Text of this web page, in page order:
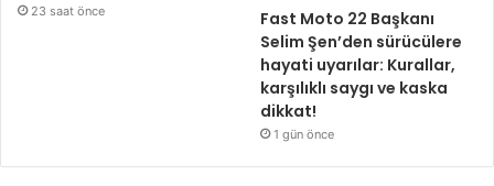
23 saat önce
Fast Moto 22 Başkanı
Selim Şen’den sürücülere
hayati uyarılar: Kurallar,
karşılıklı saygı ve kaska
dikkat!
1 gün önce